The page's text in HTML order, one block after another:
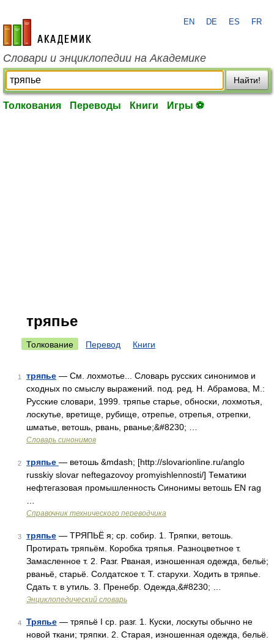
academic.ru
EN DE ES FR
Словари и энциклопедии на Академике
Найти!
Толкования Переводы Книги Игры ⚽
тряпье
Толкование Перевод Книги
1 тряпье — См. лохмотье... Словарь русских синонимов и
сходных по смыслу выражений. под. ред. Н. Абрамова, М.:
Русские словари, 1999. тряпье старье, обноски, лохмотья,
лоскутье, вретище, рубище, отрепье, отрепья, отрепки,
шматье, ветошь, рвань, рванье;&#8230; …
Словарь синонимов
2 тряпье — ветошь &mdash; [http://slovarionline.ru/anglo
russkiy slovar neftegazovoy promyishlennosti/] Тематики
нефтегазовая промышленность Синонимы ветошь EN rag
Справочник технического переводчика
3 тряпье — ТРЯПЬЁ я; ср. собир. 1. Тряпки, ветошь.
Протирать тряпьём. Коробка тряпья. Разноцветное т.
Замасленное т. 2. Разг. Рваная, изношенная одежда, бельё;
рваньё, старьё. Солдатское т. Т. старухи. Ходить в тряпье.
Сдать т. в утиль. 3. Пренебр. Одежда,&#8230; …
Энциклопедический словарь
4 Тряпье — тряпьё I ср. разг. 1. Куски, лоскуты обычно не
новой ткани; тряпки. 2. Старая, изношенная одежда, бельё.